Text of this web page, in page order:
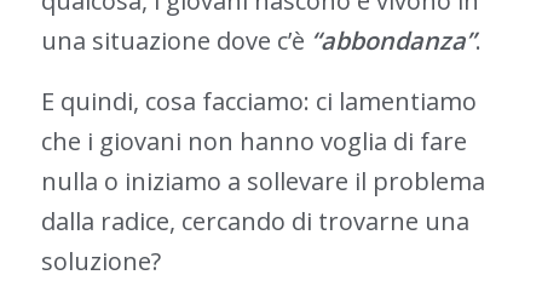
una situazione dove c’è “abbondanza”.
E quindi, cosa facciamo: ci lamentiamo
che i giovani non hanno voglia di fare
nulla o iniziamo a sollevare il problema
dalla radice, cercando di trovarne una
soluzione?